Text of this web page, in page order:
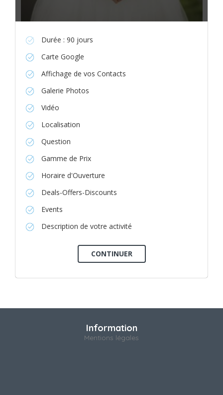
Durée : 90 jours
Carte Google
Affichage de vos Contacts
Galerie Photos
Vidéo
Localisation
Question
Gamme de Prix
Horaire d'Ouverture
Deals-Offers-Discounts
Events
Description de votre activité
Information
Mentions légales